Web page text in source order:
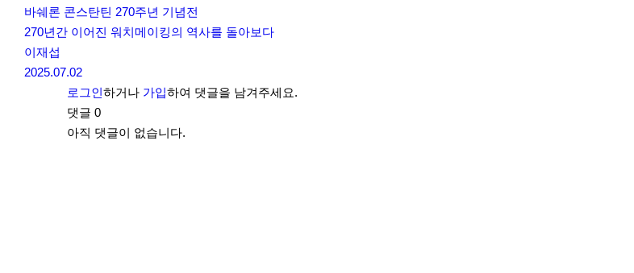
바쉐론 콘스탄틴 270주년 기념전
270년간 이어진 워치메이킹의 역사를 돌아보다
이재섭
2025.07.02
로그인하거나 가입하여 댓글을 남겨주세요.
댓글 0
아직 댓글이 없습니다.